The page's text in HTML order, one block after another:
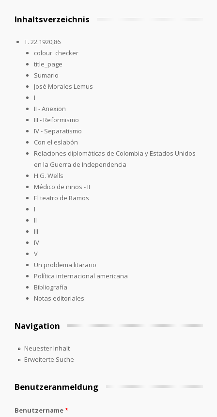
Inhaltsverzeichnis
T. 22.1920,86
colour_checker
title_page
Sumario
José Morales Lemus
I
II - Anexion
III - Reformismo
IV - Separatismo
Con el eslabón
Relaciones diplomáticas de Colombia y Estados Unidos
en la Guerra de Independencia
H.G. Wells
Médico de niños - II
El teatro de Ramos
I
II
III
IV
V
Un problema litarario
Política internacional americana
Bibliografía
Notas editoriales
Navigation
Neuester Inhalt
Erweiterte Suche
Benutzeranmeldung
Benutzername*